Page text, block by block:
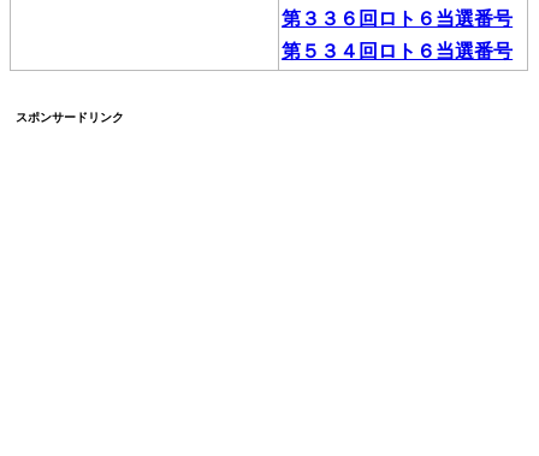
第３３６回ロト６当選番号
第５３４回ロト６当選番号
スポンサードリンク